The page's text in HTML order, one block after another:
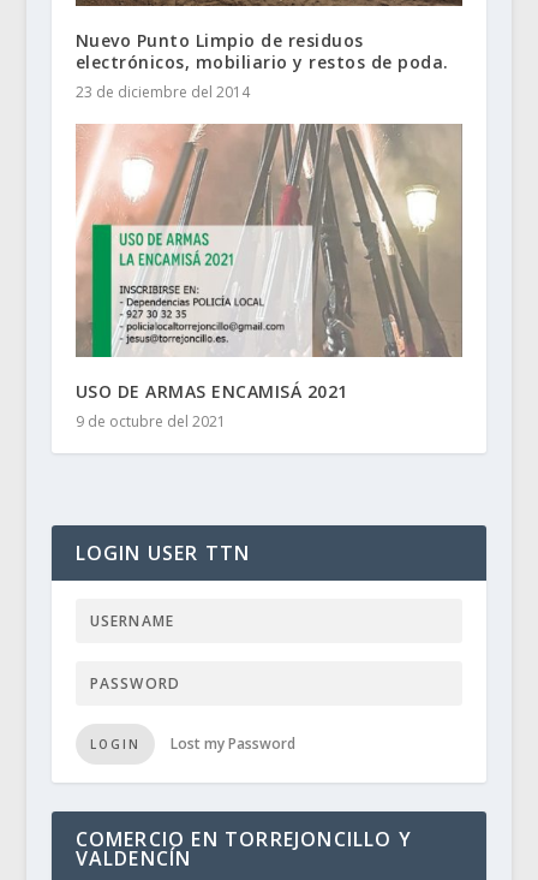
Nuevo Punto Limpio de residuos
electrónicos, mobiliario y restos de poda.
23 de diciembre del 2014
USO DE ARMAS ENCAMISÁ 2021
9 de octubre del 2021
LOGIN USER TTN
LOGIN Lost my Password
COMERCIO EN TORREJONCILLO Y
VALDENCÍN